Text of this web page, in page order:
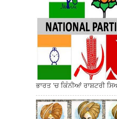
ਭਾਰਤ 'ਚ ਕਿੰਨੀਆਂ ਰਾਸ਼ਟਰੀ